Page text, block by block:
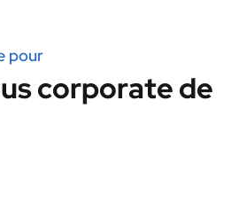
pour
corporate de